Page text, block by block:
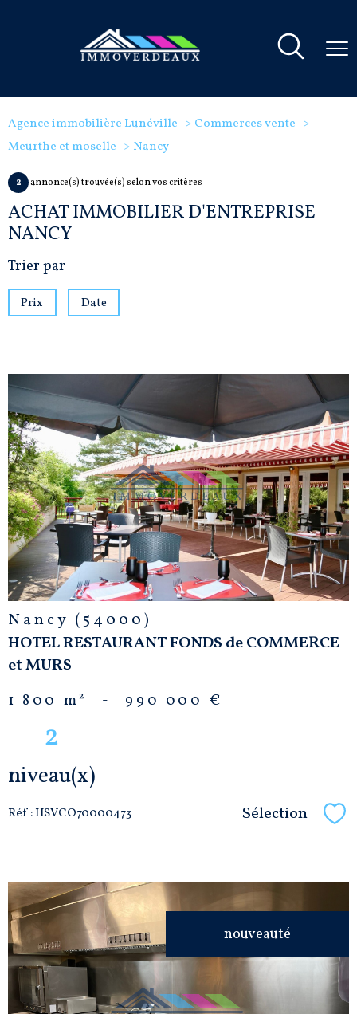
Agence immobilière Lunéville
Commerces vente
Meurthe et moselle
Nancy
2 annonce(s) trouvée(s) selon vos critères
ACHAT IMMOBILIER D'ENTREPRISE
NANCY
Trier par
Prix Date
VOIR LE
BIEN
Nancy (54000)
HOTEL RESTAURANT FONDS de COMMERCE
et MURS
1 800 m² - 990 000 €
2
niveau(x)
Réf : HSVCO70000473 Sélection
nouveauté
VOIR LE